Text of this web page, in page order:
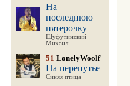
На
последнюю
пятерочку
Шуфутинский
Михаил
51 LonelyWoolf
На перепутье
Синяя птица